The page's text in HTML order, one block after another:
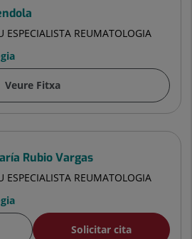
ESPECIALISTA REUMATOLOGIA
Veure Fitxa
Rubio Vargas
ESPECIALISTA REUMATOLOGIA
Solicitar cita